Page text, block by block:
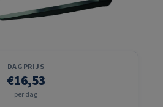
DAGPRIJS
€16,53
per dag